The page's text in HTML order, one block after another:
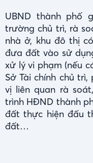
UBND thành phố
trường chủ trì, rà
nhà ở, khu đô thị
đưa đất vào sử
xử lý vi phạm (nếu
Sở Tài chính chủ
vị liên quan rà
trình HĐND thành
đất thực hiện đấu
đất…